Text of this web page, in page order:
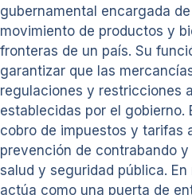
gubernamental encargada
movimiento de productos y
fronteras de un país. Su
garantizar que las
regulaciones y restricciones
establecidas por el gobierno.
cobro de impuestos y tarifas
prevención de contrabando
salud y seguridad pública.
actúa como una puerta de